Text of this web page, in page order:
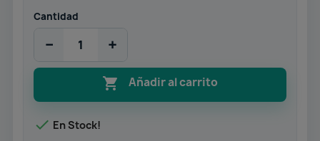
Cantidad
− +
 Añadir al carrito
 En Stock!